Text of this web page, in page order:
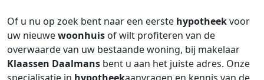
Of u nu op zoek bent naar een eerste hypotheekvoor
uw nieuwewoonhuis of wilt profiteren van de
overwaarde van uw bestaande woning, bij makelaar
Klaassen Daalmans bent u aan het juiste adres. Onze